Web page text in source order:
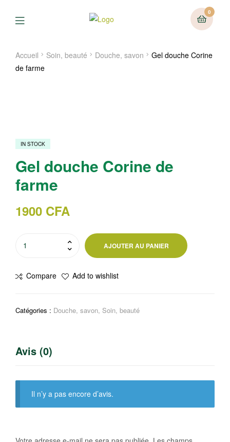
0
Menu
Accueil Soin, beauté Douche, savon
Gel douche Corine
de farme
IN STOCK
Gel douche Corine de
farme
1900 CFA
douche
farme
AJOUTER AU PANIER
Compare Add to wishlist
Catégories : Douche, savon, Soin, beauté
Avis (0)
Il n’y a pas encore d’avis.